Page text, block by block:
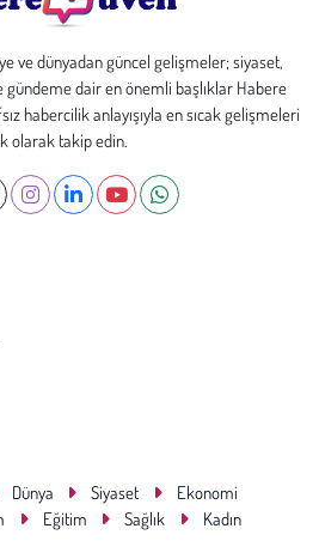
ve dünyadan güncel gelişmeler; siyaset,
dair en önemli başlıklar Habere
habercilik anlayışıyla en sıcak gelişmeleri
olarak takip edin.
Dünya Siyaset
Ekonomi
Eğitim Sağlık
Kadın